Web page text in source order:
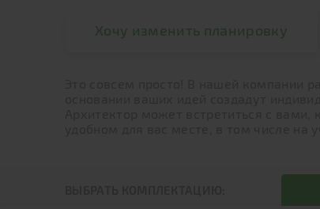
Хочу изменить планировку